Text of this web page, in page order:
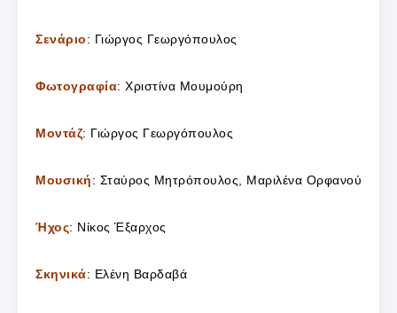
Σενάριο: Γιώργος Γεωργόπουλος
Φωτογραφία: Χριστίνα Μουμούρη
Μοντάζ: Γιώργος Γεωργόπουλος
Μουσική: Σταύρος Μητρόπουλος, Μαριλένα Ορφανού
Ήχος: Νίκος Έξαρχος
Σκηνικά: Ελένη Βαρδαβά